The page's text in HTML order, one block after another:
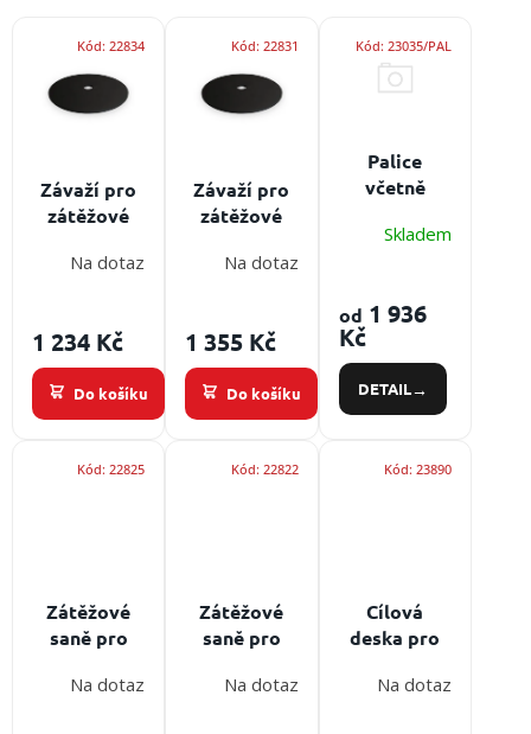
sport
CZK
/
Přihlášení
Závaží pro
zátěžové
Na dotaz
1 234 Kč
Do košíku
Kód:22834
Závaží pro
zátěžové
Na dotaz
1 355 Kč
Do košíku
Kód: 22831
Palice
včetně
TFA
Skladem
od 1 936
Kč
DETAIL
Kód: 23035/PAL
Zátěžové
saně pro
přípravu
Na dotaz
Kód: 22825
Zátěžové
saně pro
přípravu
Na dotaz
Kód: 22822
Cílová
deska pro
Měří 4 časy
Na dotaz
Kód: 23890